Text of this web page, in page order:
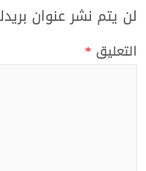
لن يتم نشر عنوان
التعليق *